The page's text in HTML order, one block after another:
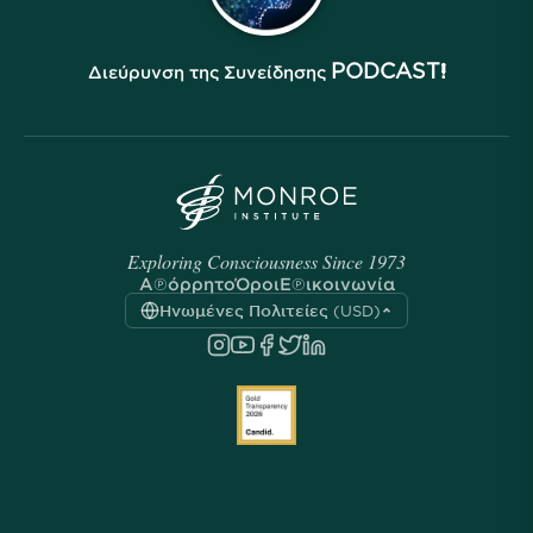
Διεύρυνση της Συνείδησης PODCAST!
Exploring Consciousness Since 1973
ΑπόρρητοΌροιΕπικοινωνία
Ηνωμένες Πολιτείες (USD)